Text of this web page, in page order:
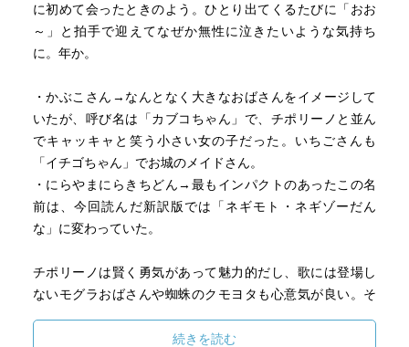
に初めて会ったときのよう。ひとり出てくるたびに「おお
～」と拍手で迎えてなぜか無性に泣きたいような気持ち
に。年か。
・かぶこさん→なんとなく大きなおばさんをイメージして
いたが、呼び名は「カブコちゃん」で、チポリーノと並ん
でキャッキャと笑う小さい女の子だった。いちごさんも
「イチゴちゃん」でお城のメイドさん。
・にらやまにらきちどん→最もインパクトのあったこの名
前は、今回読んだ新訳版では「ネギモト・ネギゾーだん
な」に変わっていた。
チポリーノは賢く勇気があって魅力的だし、歌には登場し
ないモグラおばさんや蜘蛛のクモヨタも心意気が良い。そ
りミネストローネが食べたくなる。
続きを読む